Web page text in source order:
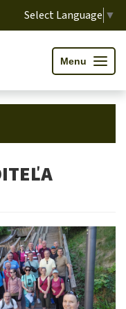
Select Language ▼
o
g
l
Menu